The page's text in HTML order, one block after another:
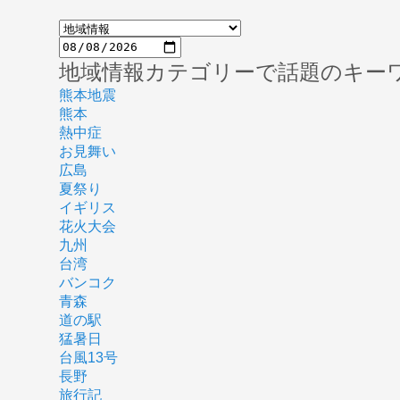
地域情報カテゴリーで話題のキー
熊本地震
熊本
熱中症
お見舞い
広島
夏祭り
イギリス
花火大会
九州
台湾
バンコク
青森
道の駅
猛暑日
台風13号
長野
旅行記